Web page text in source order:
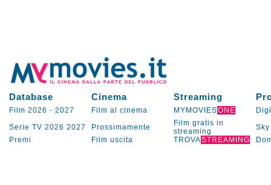
Database Cinema Streaming
Film 2026 - 2027 Film al cinema MYMOVIESONE
Serie TV 2026 2027 Prossimamente
Film gratis in
streaming
Sky
Premi
Film uscita TROVASTREAMING